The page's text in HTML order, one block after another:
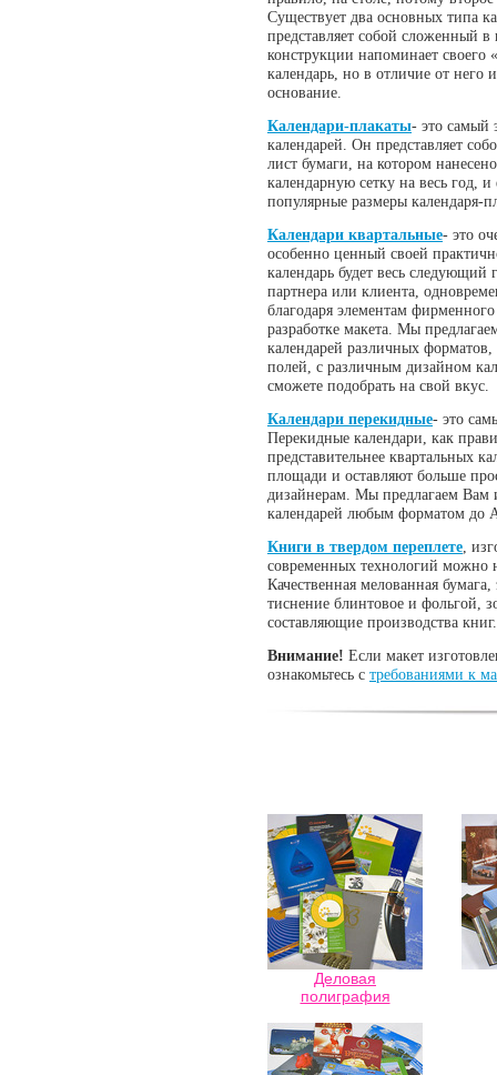
Существует два основных типа
представляет собой сложенный
конструкции напоминает своего
календарь, но в отличие от него
основание.
Календари-плакаты- это самый
календарей. Он представляет
лист бумаги, на котором
календарную сетку на весь
популярные размеры календаря-
Календари квартальные- это
особенно ценный своей
календарь будет весь
партнера или клиента,
благодаря элементам
разработке макета. Мы
календарей различных
полей, с различным дизайном
сможете подобрать на свой вкус.
Календари перекидные- это
Перекидные календари, как
представительнее квартальных
площади и оставляют больше
дизайнерам. Мы предлагаем Вам
календарей любым форматом до
Книги в твердом переплете ,
современных технологий можно
Качественная мелованная
тиснение блинтовое и фольгой,
составляющие производства книг.
Внимание! Если макет
ознакомьтесь с требованиями к
Деловая
полиграфия